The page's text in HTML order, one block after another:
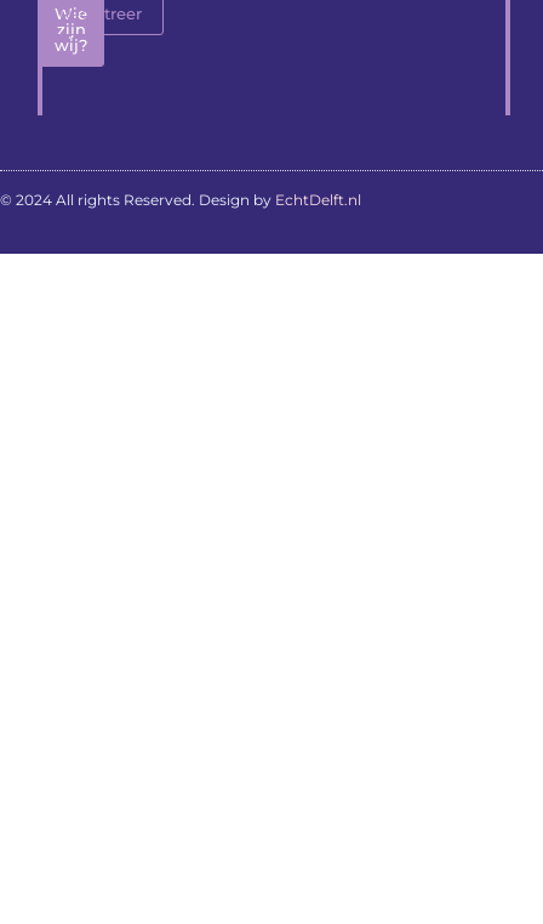
Wie
zijn
wij?
Registreer
© 2024 All rights Reserved. Design by EchtDelft.nl